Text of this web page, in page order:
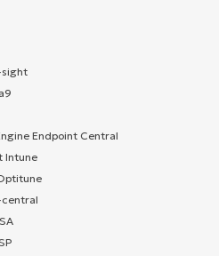
sight
Endpoint Central
Intune
central